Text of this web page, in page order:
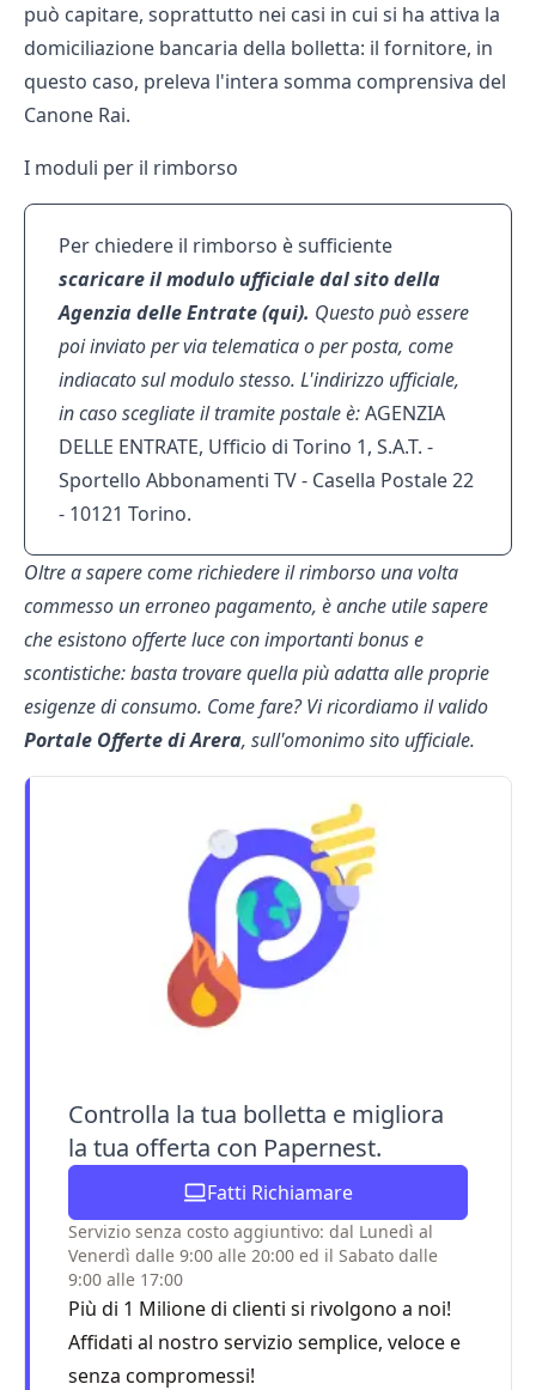
può capitare, soprattutto nei casi in cui si ha attiva la
domiciliazione bancaria della bolletta: il fornitore, in
questo caso, preleva l'intera somma comprensiva del
Canone Rai.
I moduli per il rimborso
Per chiedere il rimborso è sufficiente
scaricare il modulo ufficiale dal sito della
Agenzia delle Entrate (qui). Questo può essere
poi inviato per via telematica o per posta, come
indiacato sul modulo stesso. L'indirizzo ufficiale,
in caso scegliate il tramite postale è:AGENZIA
DELLE ENTRATE, Ufficio di Torino 1, S.A.T. -
Sportello Abbonamenti TV - Casella Postale 22
- 10121 Torino.
Oltre a sapere come richiedere il rimborso una volta
commesso un erroneo pagamento, è anche utile sapere
che esistono offerte luce con importanti bonus e
scontistiche: basta trovare quella più adatta alle proprie
esigenze di consumo. Come fare? Vi ricordiamo il valido
Portale Offerte di Arera, sull'omonimo sito ufficiale.
Controlla la tua bolletta e migliora
la tua offerta con Papernest.
Fatti Richiamare
Servizio senza costo aggiuntivo: dal Lunedì al
Venerdì dalle 9:00 alle 20:00 ed il Sabato dalle
9:00 alle 17:00
Più di 1 Milione di clienti si rivolgono a noi!
Affidati al nostro servizio semplice, veloce e
senza compromessi!